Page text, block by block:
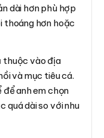
dài hơn phù hợp
thoáng hơn hoặc
thuộc vào địa
và mục tiêu cá.
anh em chọn
quá dài so với nhu